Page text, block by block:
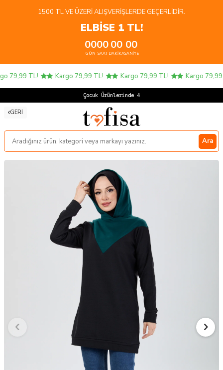
1500 TL VE ÜZERI ALIŞVERIŞLERDE GEÇERLIDIR.
ELBİSE 1 TL!
00
GÜN
00
SAAT
00
DAKIKA
00
SANIYE
79,99 TL! Kargo 79,99 TL! Kargo 79,99 TL! Kargo 79,99
Çocuk Ürünlerinde 4 AL
GERI
Ara